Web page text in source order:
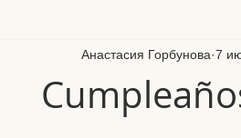
Анастасия Горбунова 7